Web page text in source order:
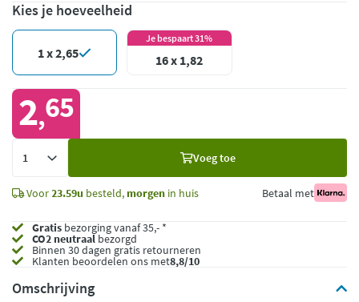
Kies je hoeveelheid
1 x 2,65
Je bespaart 31%
16 x 1,82
2,65
Voeg toe
Voor23.59u besteld, morgen in huis Betaal met
Gratis bezorging vanaf 35,- *
CO2 neutraalbezorgd
Binnen 30 dagen gratis retourneren
Klanten beoordelen ons met8,8/10
Omschrijving